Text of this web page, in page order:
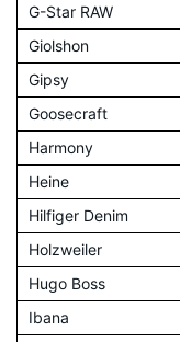
G-Star RAW
Giolshon
Gipsy
Goosecraft
Harmony
Heine
Hilfiger Denim
Holzweiler
Hugo Boss
Ibana